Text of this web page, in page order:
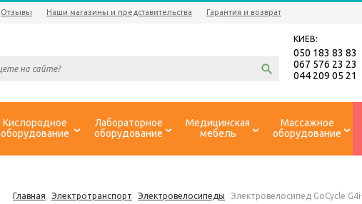
Отзывы Наши магазины и представительства Гарантия и возврат
КИЕВ:
050 183 83 83
067 576 23 23
044 209 05 21
Кислородное
оборудование
Лабораторное
оборудование
Медицинская
мебель
Массажное
оборудование
Главная Электротранспорт Электровелосипеды Электровелосипед GoCycle